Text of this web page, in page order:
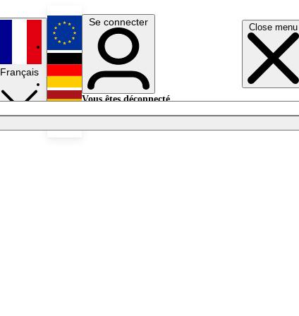
Close menu
Français
English
Deutsch
Se connecter
Vous êtes déconnecté.